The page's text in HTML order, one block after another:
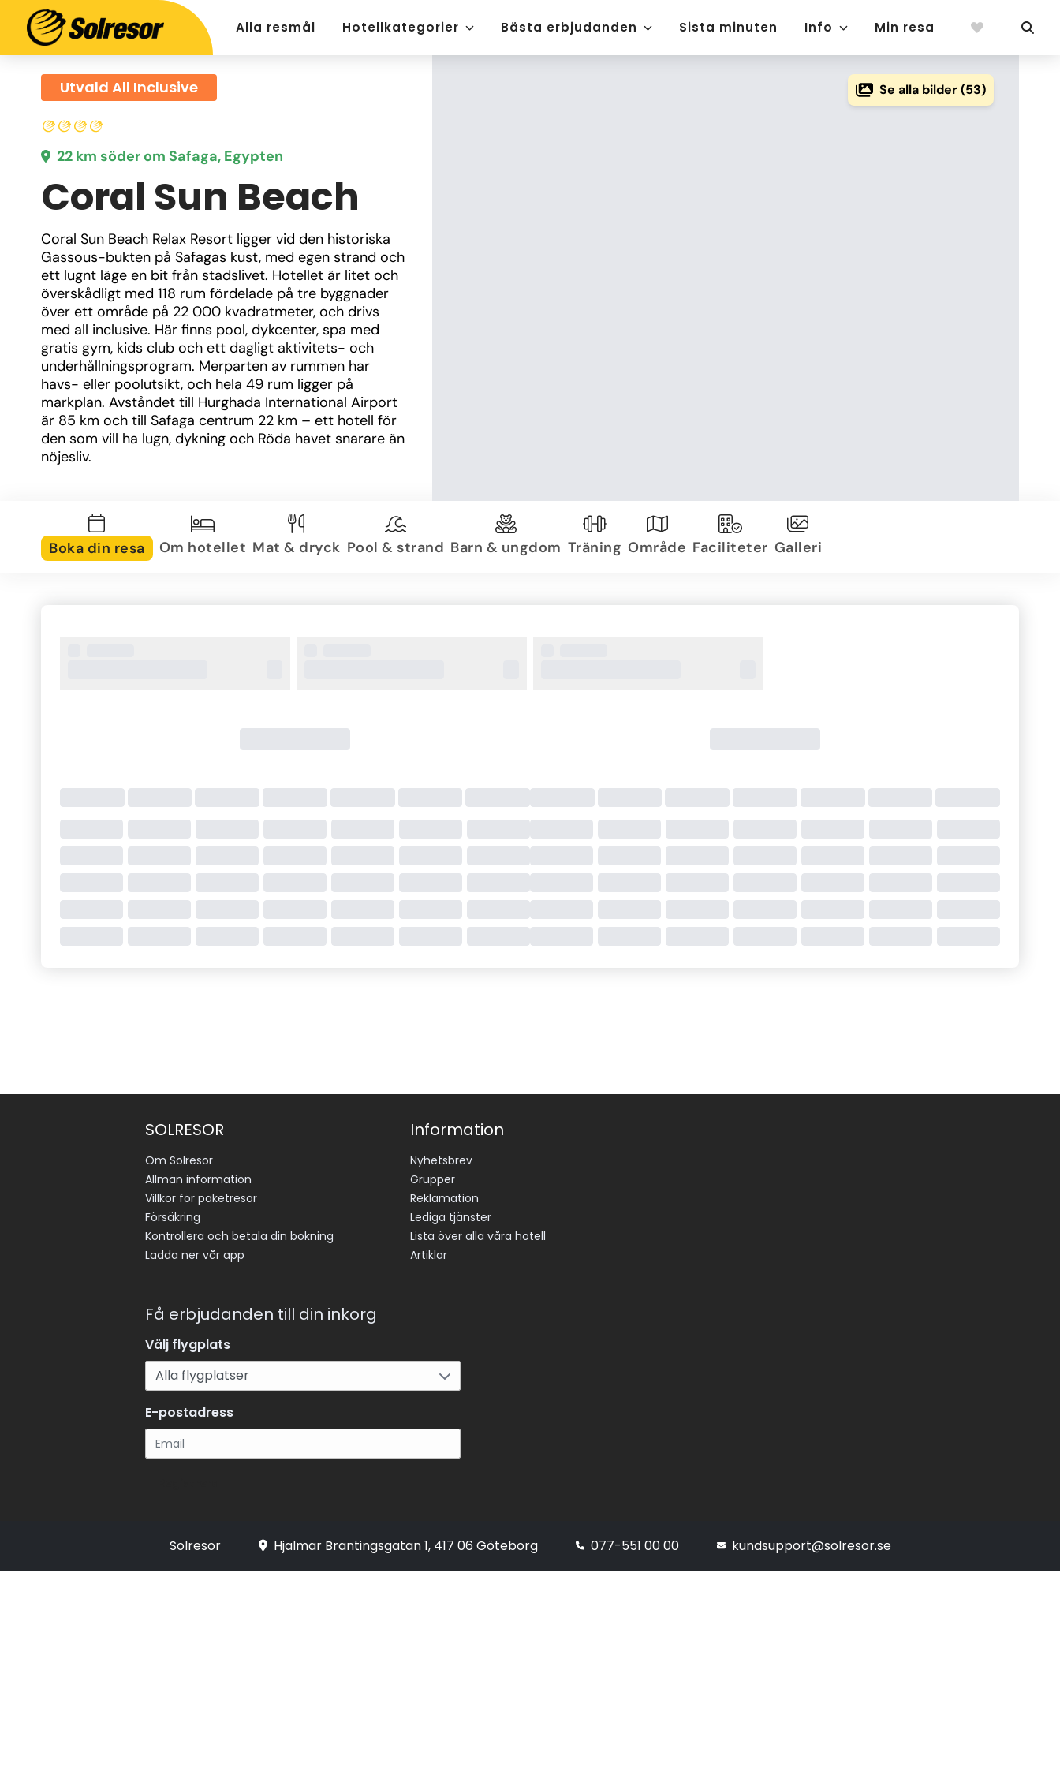
Alla resmål Hotellkategorier Bästa erbjudanden Sista minuten Info Min resa
Utvald All Inclusive
22 km söder om Safaga, Egypten
Coral Sun Beach
Coral Sun Beach Relax Resort ligger vid den historiska
Gassous-bukten på Safagas kust, med egen strand och
ett lugnt läge en bit från stadslivet. Hotellet är litet och
överskådligt med 118 rum fördelade på tre byggnader
över ett område på 22 000 kvadratmeter, och drivs
med all inclusive. Här finns pool, dykcenter, spa med
gratis gym, kids club och ett dagligt aktivitets- och
underhållningsprogram. Merparten av rummen har
havs- eller poolutsikt, och hela 49 rum ligger på
markplan. Avståndet till Hurghada International Airport
är 85 km och till Safaga centrum 22 km – ett hotell för
den som vill ha lugn, dykning och Röda havet snarare än
nöjesliv.
Se alla bilder (53)
Boka din resa Om hotellet Mat & dryck Pool & strand Barn & ungdom Träning Område Faciliteter Galleri
SOLRESOR
Om Solresor
Allmän information
Villkor för paketresor
Försäkring
Kontrollera och betala din bokning
Ladda ner vår app
Information
Nyhetsbrev
Grupper
Reklamation
Lediga tjänster
Lista över alla våra hotell
Artiklar
Få erbjudanden till din inkorg
Välj flygplats
E-postadress
Solresor Hjalmar Brantingsgatan 1, 417 06 Göteborg 077-551 00 00 kundsupport@solresor.se